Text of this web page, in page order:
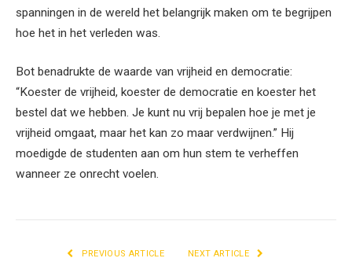
spanningen in de wereld het belangrijk maken om te begrijpen
hoe het in het verleden was.
Bot benadrukte de waarde van vrijheid en democratie:
“Koester de vrijheid, koester de democratie en koester het
bestel dat we hebben. Je kunt nu vrij bepalen hoe je met je
vrijheid omgaat, maar het kan zo maar verdwijnen.” Hij
moedigde de studenten aan om hun stem te verheffen
wanneer ze onrecht voelen.
PREVIOUS ARTICLE NEXT ARTICLE